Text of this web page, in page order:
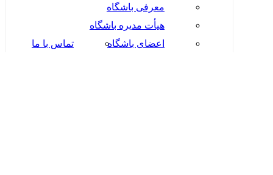
معرفی باشگاه
هیأت مدیره باشگاه
اعضای باشگاه
تماس با ما